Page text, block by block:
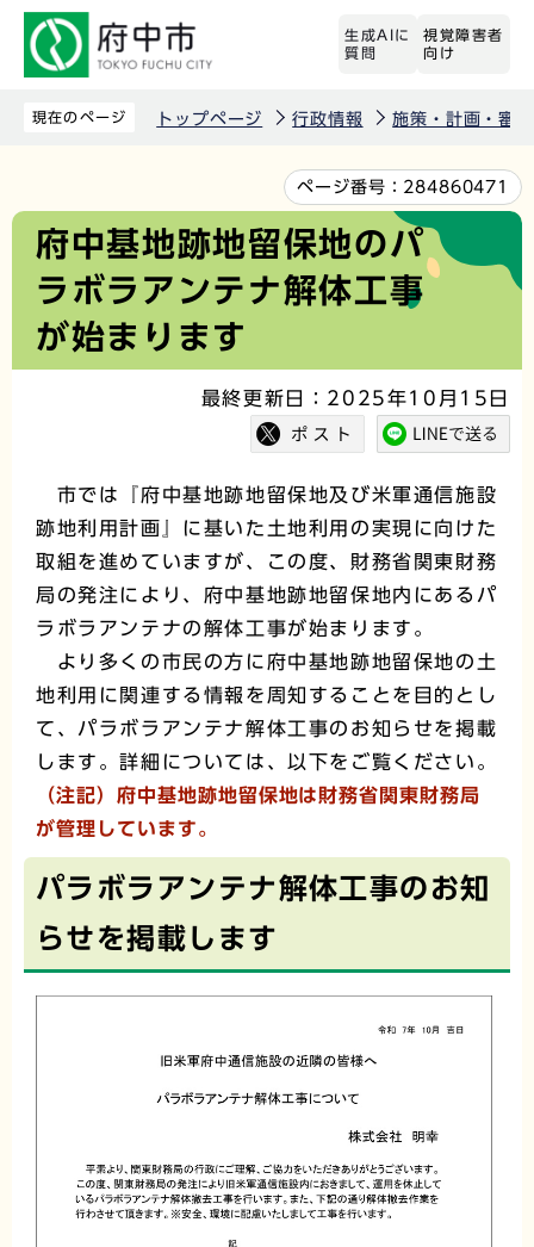
先
生成AIに
質問
視覚障害者
向け
現在のページ トップページ 行政情報 施策・計画・審
文
ページ番号： 284860471
府中基地跡地留保地のパ
ラボラアンテナ解体工事
が始まります
最終更新日：2025年10月15日
市では『府中基地跡地留保地及び米軍通信施設
跡地利用計画』に基いた土地利用の実現に向けた
取組を進めていますが、この度、財務省関東財務
局の発注により、府中基地跡地留保地内にあるパ
ラボラアンテナの解体工事が始まります。
より多くの市民の方に府中基地跡地留保地の土
地利用に関連する情報を周知することを目的とし
て、パラボラアンテナ解体工事のお知らせを掲載
します。詳細については、以下をご覧ください。
（注記）府中基地跡地留保地は財務省関東財務局
が管理しています。
パラボラアンテナ解体工事のお知
らせを掲載します